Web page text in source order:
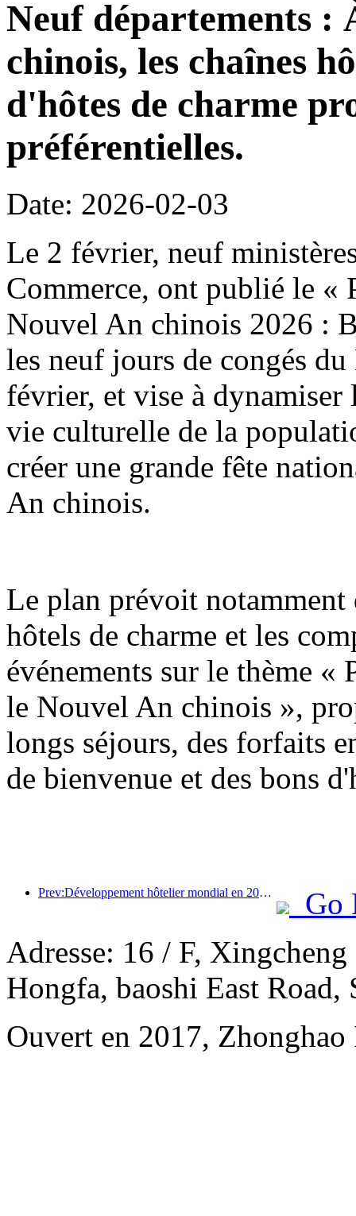
Neuf départements :
chinois, les chaînes
d'hôtes de charme
préférentielles.
Date: 2026-02-03
Le 2 février, neuf
Commerce, ont publié le «
Nouvel An chinois 2026 :
les neuf jours de congés
février, et vise à dynamiser
vie culturelle de la
créer une grande fête
An chinois.
Le plan prévoit notamment
hôtels de charme et les
événements sur le thème
le Nouvel An chinois »,
longs séjours, des forfaits
de bienvenue et des bons
Prev:Développement hôtelier mondial en 2026 : Shanghai se classe première en termes d’ajout de nouvelles chambres
Go
Adresse: 16 / F,
Hongfa, baoshi East Road,
Ouvert en 2017,